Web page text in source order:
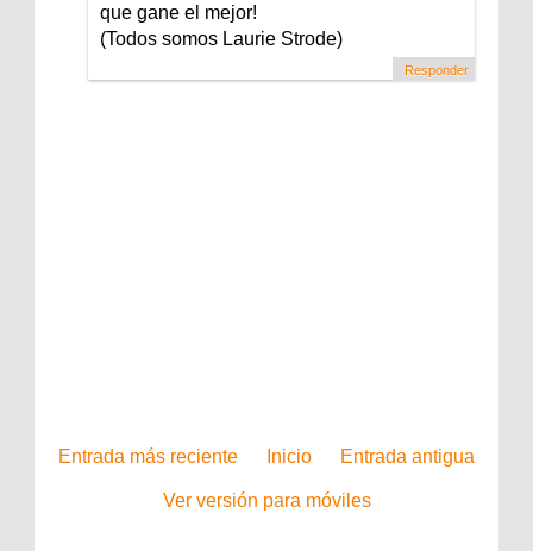
que gane el mejor!
(Todos somos Laurie Strode)
Responder
Entrada más reciente Entrada antigua
Inicio
Ver versión para móviles